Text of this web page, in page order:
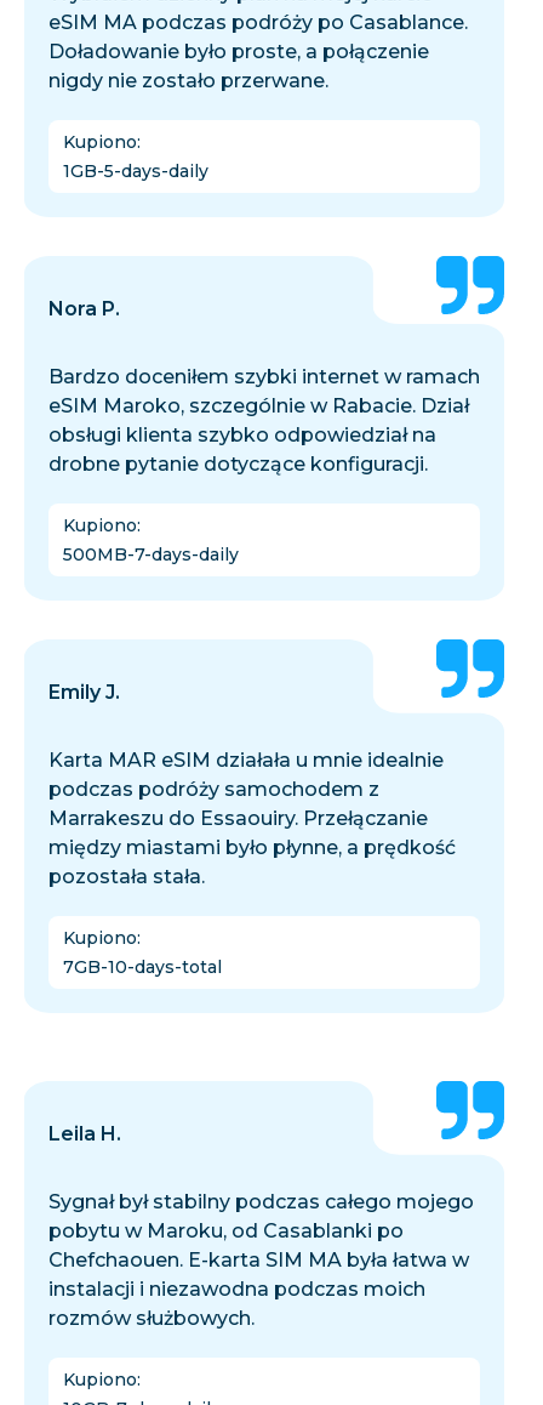
eSIM MA podczas podróży po Casablance.
Doładowanie było proste, a połączenie
nigdy nie zostało przerwane.
Kupiono:
1GB-5-days-daily
Nora P.
Bardzo doceniłem szybki internet w ramach
eSIM Maroko, szczególnie w Rabacie. Dział
obsługi klienta szybko odpowiedział na
drobne pytanie dotyczące konfiguracji.
Kupiono:
500MB-7-days-daily
Emily J.
Karta MAR eSIM działała u mnie idealnie
podczas podróży samochodem z
Marrakeszu do Essaouiry. Przełączanie
między miastami było płynne, a prędkość
pozostała stała.
Kupiono:
7GB-10-days-total
Leila H.
Sygnał był stabilny podczas całego mojego
pobytu w Maroku, od Casablanki po
Chefchaouen. E-karta SIM MA była łatwa w
instalacji i niezawodna podczas moich
rozmów służbowych.
Kupiono: